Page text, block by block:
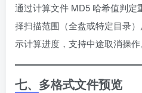
通过计算文件 MD5 哈希值判定
择扫描范围（全盘或特定目录
示计算进度，支持中途取消操作
七、多格式文件预览